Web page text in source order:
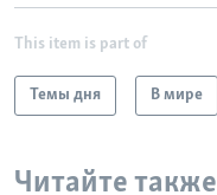
This item is part of
Темы дня В мире
Читайте также